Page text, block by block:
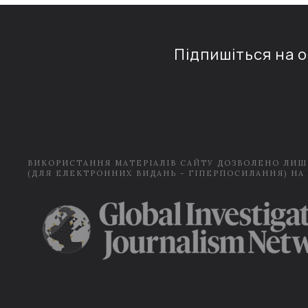
Підпишіться на
ВИКОРИСТАННЯ МАТЕРІАЛІВ САЙТУ ДОЗВОЛЕНО
(ДЛЯ ЕЛЕКТРОННИХ ВИДАНЬ - ГІПЕРПОСИЛАННЯ) НА